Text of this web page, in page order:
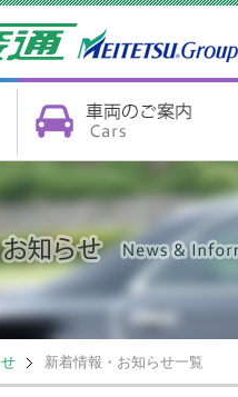
新着情報・お知らせ一覧